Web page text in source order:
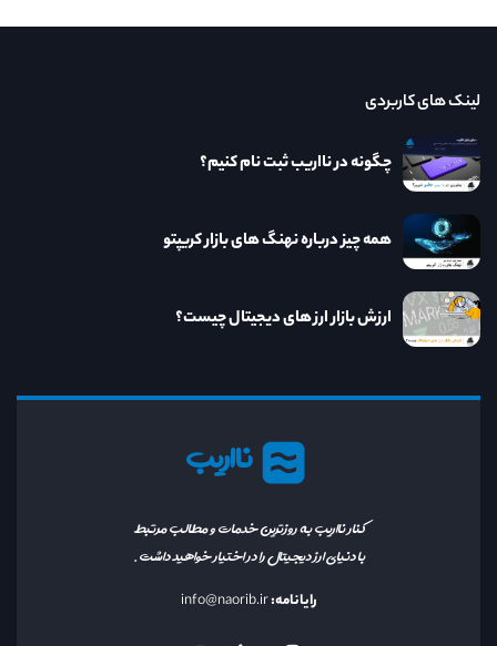
نااریب
کنار نااریب به روزترین خدمات و مطالب مرتبط
با دنیای ارز دیجیتال را در اختیار خواهید داشت.
رایانامه:info@naorib.ir
لینک های کاربردی
چگونه در نااریب ثبت نام کنیم؟
همه چیز درباره نهنگ های بازار کریپتو
ارزش بازار ارز های دیجیتال چیست؟